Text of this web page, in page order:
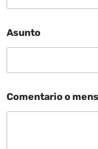
Asunto
Comentario o